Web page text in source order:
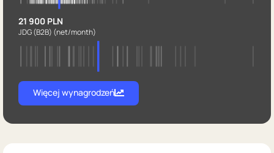
21 900 PLN
JDG (B2B) (net/month)
Więcej wynagrodzeń